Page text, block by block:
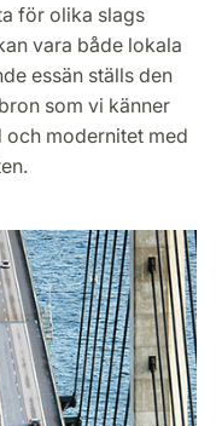
för olika slags
vara både lokala
essän ställs den
som vi känner
och modernitet med